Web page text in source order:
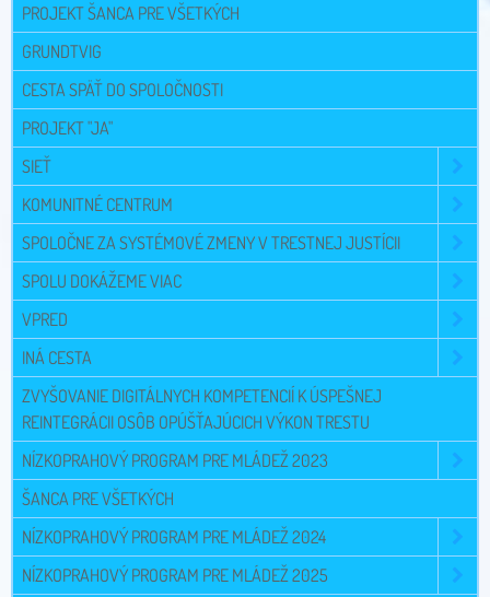
PROJEKT ŠANCA PRE VŠETKÝCH
GRUNDTVIG
CESTA SPÄŤ DO SPOLOČNOSTI
PROJEKT "JA"
SIEŤ
KOMUNITNÉ CENTRUM
SPOLOČNE ZA SYSTÉMOVÉ ZMENY V TRESTNEJ JUSTÍCII
SPOLU DOKÁŽEME VIAC
VPRED
INÁ CESTA
ZVYŠOVANIE DIGITÁLNYCH KOMPETENCIÍ K ÚSPEŠNEJ
REINTEGRÁCII OSÔB OPÚŠŤAJÚCICH VÝKON TRESTU
NÍZKOPRAHOVÝ PROGRAM PRE MLÁDEŽ 2023
ŠANCA PRE VŠETKÝCH
NÍZKOPRAHOVÝ PROGRAM PRE MLÁDEŽ 2024
NÍZKOPRAHOVÝ PROGRAM PRE MLÁDEŽ 2025